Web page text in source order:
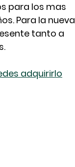
para los mas
Para la nueva
tanto a
adquirirlo